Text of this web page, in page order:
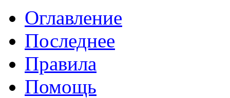
Оглавление
Последнее
Правила
Помощь